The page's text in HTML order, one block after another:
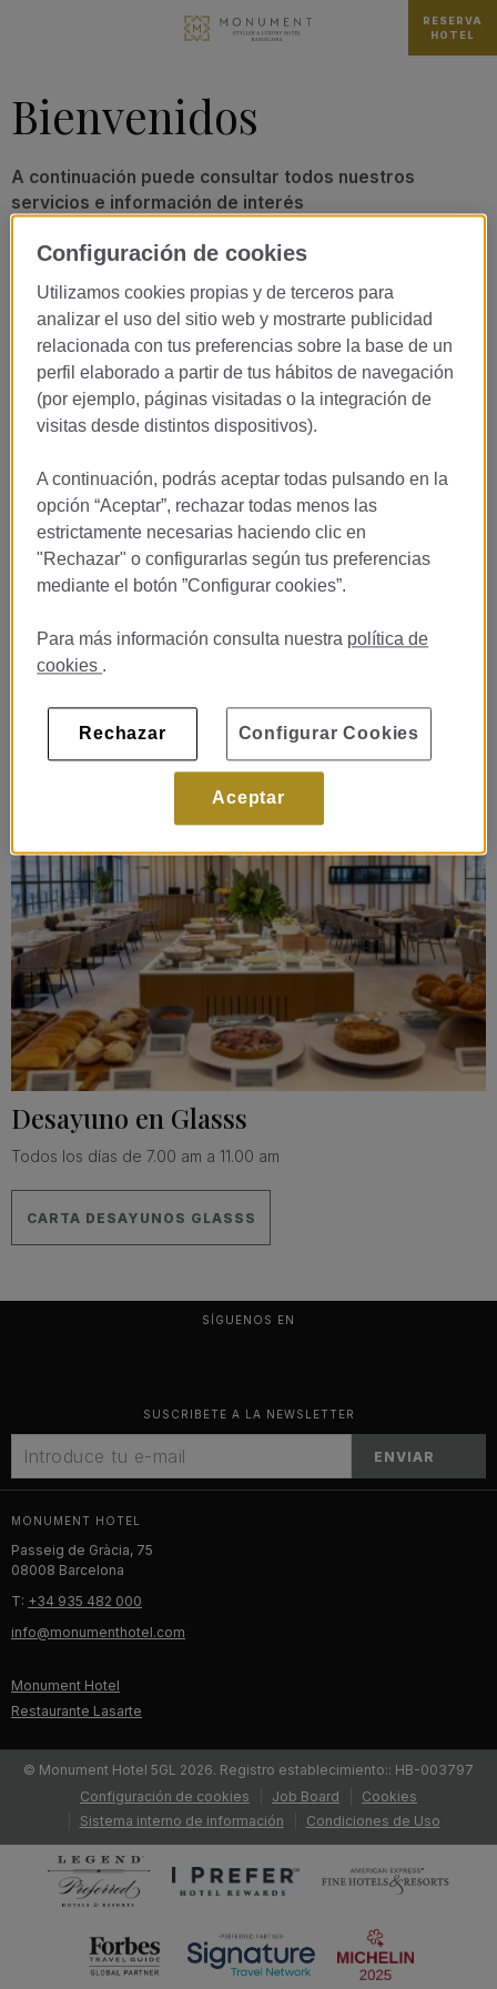
RESERVA
HOTEL
Bienvenidos
A continuación puede consultar todos nuestros
servicios e información de interés
El primer y tercer domingo de cada mes de 13:00h a 16:00h
MÁS INFORMACIÓN
Desayuno en Glasss
Todos los días de 7.00 am a 11.00 am
CARTA DESAYUNOS GLASSS
SÍGUENOS EN
SUSCRIBETE A LA NEWSLETTER
ENVIAR
MONUMENT HOTEL
Passeig de Gràcia, 75
08008 Barcelona
T: +34 935 482 000
info@monumenthotel.com
Monument Hotel
Restaurante Lasarte
© Monument Hotel 5GL 2026. Registro establecimiento:: HB-003797
Configuración de cookies
Job Board
Cookies
Sistema interno de información
Condiciones de Uso
Configuración de cookies
Utilizamos cookies propias y de terceros para
analizar el uso del sitio web y mostrarte publicidad
relacionada con tus preferencias sobre la base de un
perfil elaborado a partir de tus hábitos de navegación
(por ejemplo, páginas visitadas o la integración de
visitas desde distintos dispositivos).
A continuación, podrás aceptar todas pulsando en la
opción “Aceptar”, rechazar todas menos las
estrictamente necesarias haciendo clic en
"Rechazar" o configurarlas según tus preferencias
mediante el botón ”Configurar cookies”.
Para más información consulta nuestra política de
cookies .
Rechazar
Aceptar
Configurar Cookies